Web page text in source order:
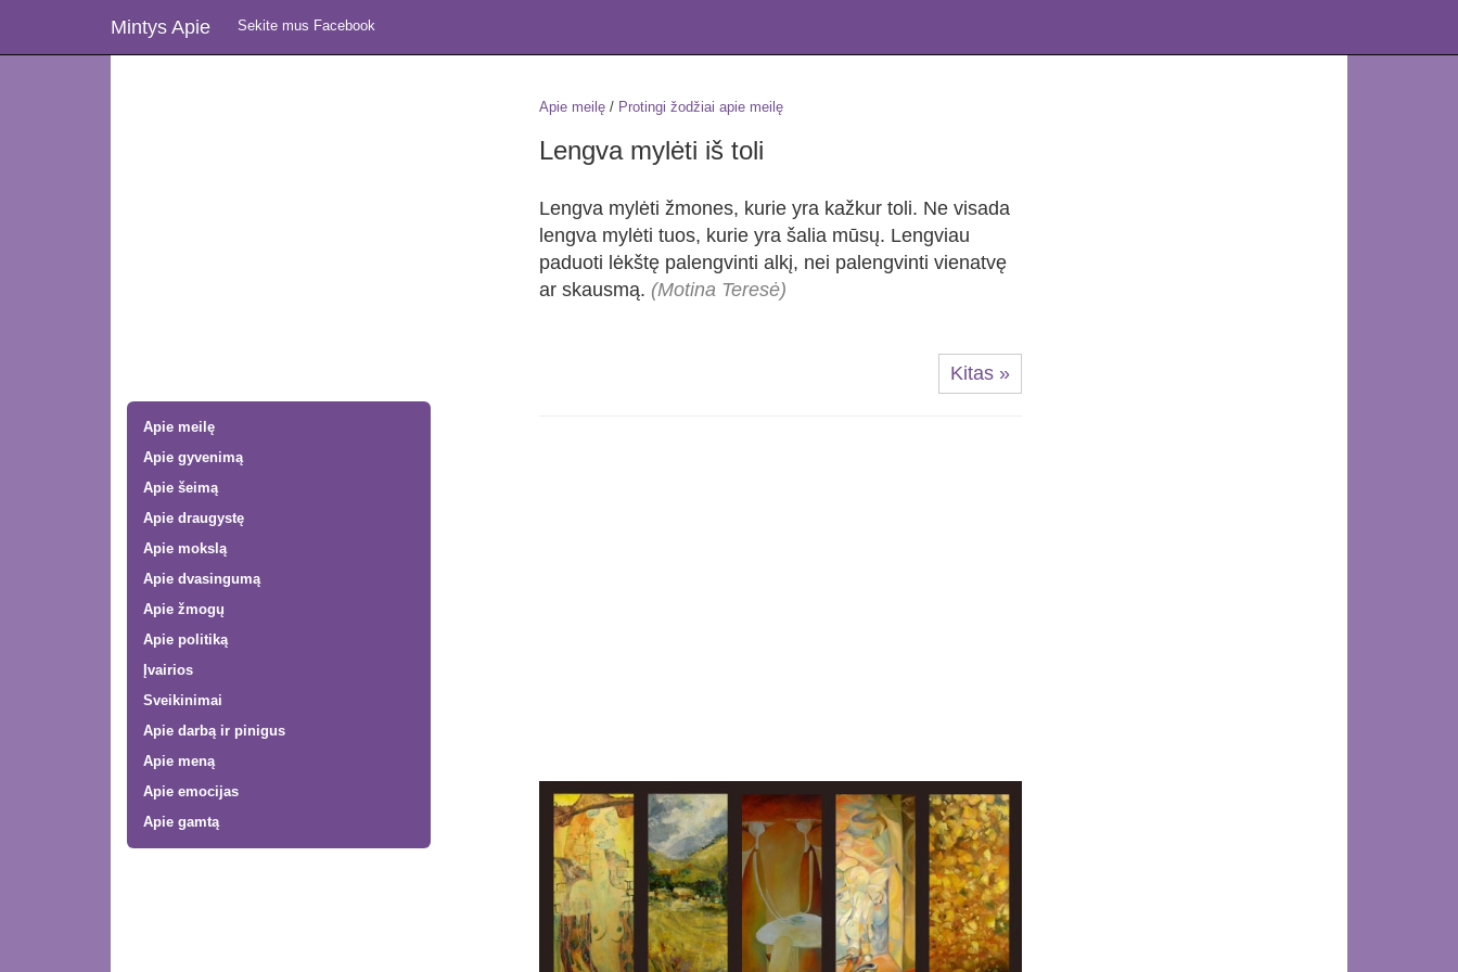
Mintys Apie Sekite mus Facebook
Apie meilę
Apie gyvenimą
Apie šeimą
Apie draugystę
Apie mokslą
Apie dvasingumą
Apie žmogų
Apie politiką
Įvairios
Sveikinimai
Apie darbą ir pinigus
Apie meną
Apie emocijas
Apie gamtą
Apie meilę / Protingi žodžiai apie meilę
Lengva mylėti iš toli
Lengva mylėti žmones, kurie yra kažkur toli. Ne visada
lengva mylėti tuos, kurie yra šalia mūsų. Lengviau
paduoti lėkštę palengvinti alkį, nei palengvinti vienatvę
ar skausmą. (Motina Teresė)
Kitas »